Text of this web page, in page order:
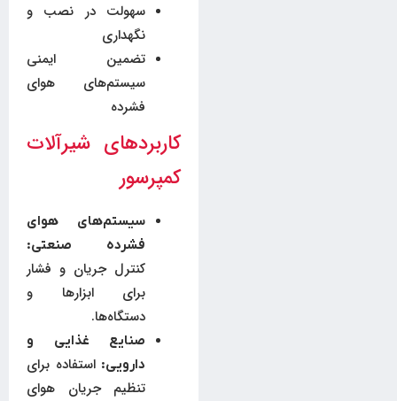
سهولت در نصب و
نگهداری
تضمین ایمنی
سیستم‌های هوای
فشرده
کاربردهای شیرآلات
کمپرسور
سیستم‌های هوای
فشرده صنعتی:
کنترل جریان و فشار
برای ابزارها و
دستگاه‌ها.
صنایع غذایی و
دارویی: استفاده برای
تنظیم جریان هوای